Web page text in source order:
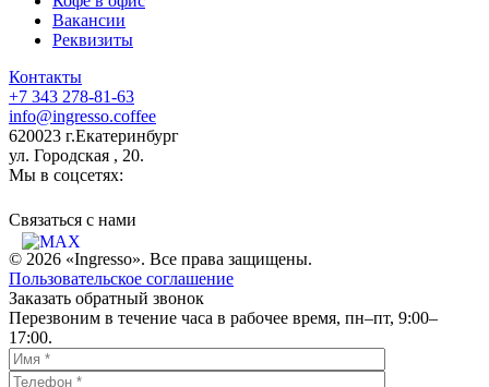
Вакансии
Реквизиты
Контакты
+7 343 278-81-63
info@ingresso.coffee
620023 г.Екатеринбург
ул. Городская , 20.
Мы в соцсетях:
Связаться c нами
© 2026 «Ingresso». Все права защищены.
Пользовательское соглашение
Заказать обратный звонок
Перезвоним в течение часа в рабочее время, пн–пт, 9:00–
17:00.